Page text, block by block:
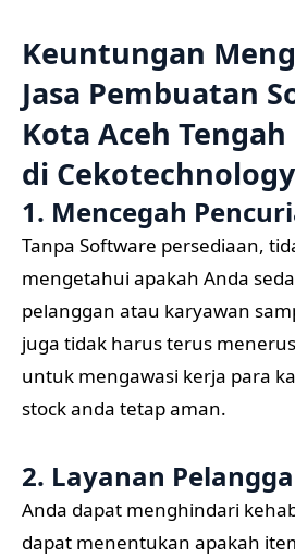
Keuntungan
Jasa Pembuatan
Kota Aceh Tengah
di Cekotechnology
1. Mencegah
Tanpa Software persediaan,
mengetahui apakah Anda
pelanggan atau karyawan
juga tidak harus terus
untuk mengawasi kerja para
stock anda tetap aman.
2. Layanan
Anda dapat menghindari
dapat menentukan apakah